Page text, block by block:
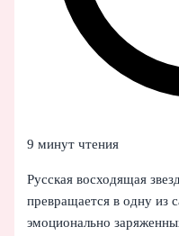
9 минут чтения
Русская восходящая
превращается в одну из
эмоционально